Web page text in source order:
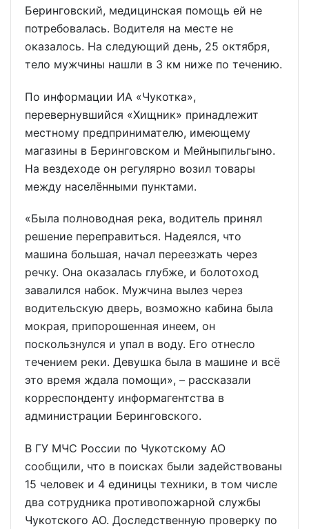
Беринговский, медицинская помощь ей не
потребовалась. Водителя на месте не
оказалось. На следующий день, 25 октября,
тело мужчины нашли в 3 км ниже по течению.
По информации ИА «Чукотка»,
перевернувшийся «Хищник» принадлежит
местному предпринимателю, имеющему
магазины в Беринговском и Мейныпильгыно.
На вездеходе он регулярно возил товары
между населёнными пунктами.
«Была полноводная река, водитель принял
решение переправиться. Надеялся, что
машина большая, начал переезжать через
речку. Она оказалась глубже, и болотоход
завалился набок. Мужчина вылез через
водительскую дверь, возможно кабина была
мокрая, припорошенная инеем, он
поскользнулся и упал в воду. Его отнесло
течением реки. Девушка была в машине и всё
это время ждала помощи», – рассказали
корреспонденту информагентства в
администрации Беринговского.
В ГУ МЧС России по Чукотскому АО
сообщили, что в поисках были задействованы
15 человек и 4 единицы техники, в том числе
два сотрудника противопожарной службы
Чукотского АО. Доследственную проверку по